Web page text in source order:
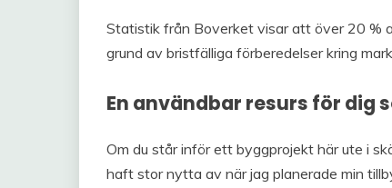
Statistik från Boverket visar att över 20 %
grund av bristfälliga förberedelser kring
En användbar resurs för dig
Om du står inför ett byggprojekt här ute i
haft stor nytta av när jag planerade min